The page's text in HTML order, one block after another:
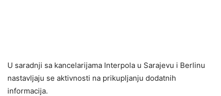
U saradnji sa kancelarijama Interpola u Sarajevu i Berlinu
nastavljaju se aktivnosti na prikupljanju dodatnih
informacija.